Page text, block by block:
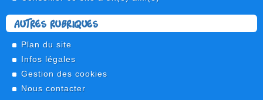
Autres rubriques
Plan du site
Infos légales
Gestion des cookies
Nous contacter